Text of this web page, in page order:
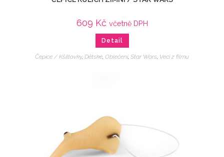
609 Kč včetně DPH
Detail
Čepice / Kšiltovky, Dětské, Oblečení, Star Wars, Veci z filmu